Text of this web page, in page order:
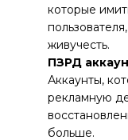
которые
живучесть.
ПЗРД
Аккаунты,
рекламную
больше.